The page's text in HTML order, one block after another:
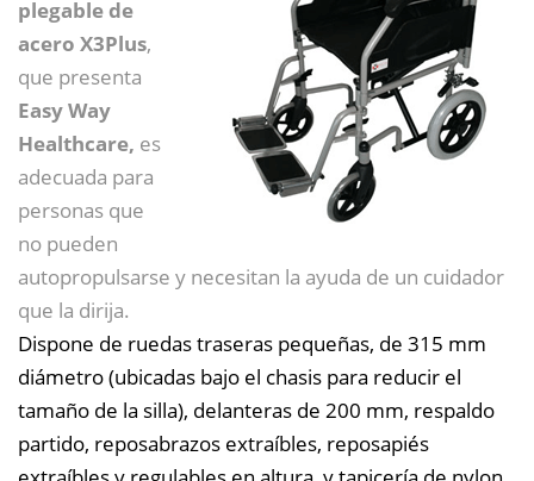
plegable de
acero X3Plus,
que presenta
Easy Way
Healthcare, es
adecuada para
personas que
no pueden
autopropulsarse y necesitan la ayuda de un cuidador
que la dirija.
Dispone de ruedas traseras pequeñas, de 315 mm
diámetro (ubicadas bajo el chasis para reducir el
tamaño de la silla), delanteras de 200 mm, respaldo
partido, reposabrazos extraíbles, reposapiés